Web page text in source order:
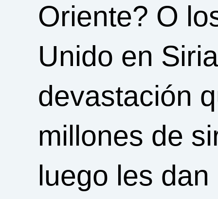
Oriente? O
Unido en
devastación
millones de
luego les